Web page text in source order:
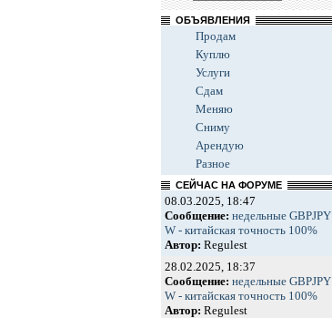
ОБЪЯВЛЕНИЯ
Продам
Куплю
Услуги
Сдам
Меняю
Сниму
Арендую
Разное
СЕЙЧАС НА ФОРУМЕ
08.03.2025, 18:47
Сообщение: недельные GBPJPY
W - китайская точность 100%
Автор: Regulest
28.02.2025, 18:37
Сообщение: недельные GBPJPY
W - китайская точность 100%
Автор: Regulest